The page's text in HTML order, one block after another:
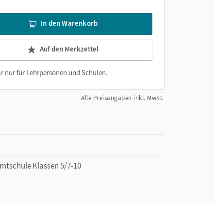
In den Warenkorb
Auf den Merkzettel
nur fürLehrpersonen und Schulen.
Alle Preisangaben inkl. MwSt.
Klassen 5/7-10